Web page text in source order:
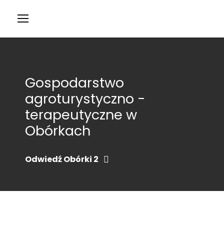
Gospodarstwo
agroturystyczno -
terapeutyczne w
Obórkach
Odwiedź Obórki 2